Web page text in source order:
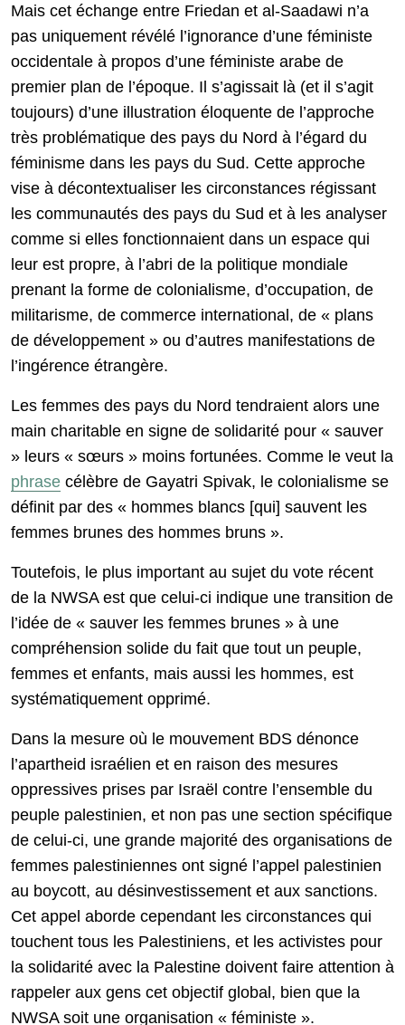
Mais cet échange entre Friedan et al-Saadawi n’a
pas uniquement révélé l’ignorance d’une féministe
occidentale à propos d’une féministe arabe de
premier plan de l’époque. Il s’agissait là (et il s’agit
toujours) d’une illustration éloquente de l’approche
très problématique des pays du Nord à l’égard du
féminisme dans les pays du Sud. Cette approche
vise à décontextualiser les circonstances régissant
les communautés des pays du Sud et à les analyser
comme si elles fonctionnaient dans un espace qui
leur est propre, à l’abri de la politique mondiale
prenant la forme de colonialisme, d’occupation, de
militarisme, de commerce international, de « plans
de développement » ou d’autres manifestations de
l’ingérence étrangère.
Les femmes des pays du Nord tendraient alors une
main charitable en signe de solidarité pour « sauver
» leurs « sœurs » moins fortunées. Comme le veut la
phrase célèbre de Gayatri Spivak, le colonialisme se
définit par des « hommes blancs [qui] sauvent les
femmes brunes des hommes bruns ».
Toutefois, le plus important au sujet du vote récent
de la NWSA est que celui-ci indique une transition de
l’idée de « sauver les femmes brunes » à une
compréhension solide du fait que tout un peuple,
femmes et enfants, mais aussi les hommes, est
systématiquement opprimé.
Dans la mesure où le mouvement BDS dénonce
l’apartheid israélien et en raison des mesures
oppressives prises par Israël contre l’ensemble du
peuple palestinien, et non pas une section spécifique
de celui-ci, une grande majorité des organisations de
femmes palestiniennes ont signé l’appel palestinien
au boycott, au désinvestissement et aux sanctions.
Cet appel aborde cependant les circonstances qui
touchent tous les Palestiniens, et les activistes pour
la solidarité avec la Palestine doivent faire attention à
rappeler aux gens cet objectif global, bien que la
NWSA soit une organisation « féministe ».